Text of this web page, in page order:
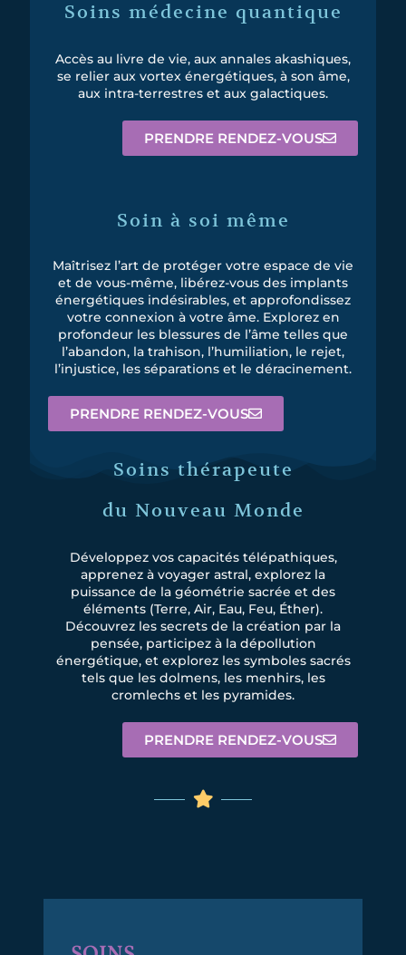
Soins médecine quantique
Accès au livre de vie, aux annales akashiques,
se relier aux vortex énergétiques, à son âme,
aux intra-terrestres et aux galactiques.
PRENDRE RENDEZ-VOUS
Soin à soi même
Maîtrisez l’art de protéger votre espace de vie
et de vous-même, libérez-vous des implants
énergétiques indésirables, et approfondissez
votre connexion à votre âme. Explorez en
profondeur les blessures de l’âme telles que
l’abandon, la trahison, l’humiliation, le rejet,
l’injustice, les séparations et le déracinement.
PRENDRE RENDEZ-VOUS
Soins thérapeute
du Nouveau Monde
Développez vos capacités télépathiques,
apprenez à voyager astral, explorez la
puissance de la géométrie sacrée et des
éléments (Terre, Air, Eau, Feu, Éther).
Découvrez les secrets de la création par la
pensée, participez à la dépollution
énergétique, et explorez les symboles sacrés
tels que les dolmens, les menhirs, les
cromlechs et les pyramides.
PRENDRE RENDEZ-VOUS